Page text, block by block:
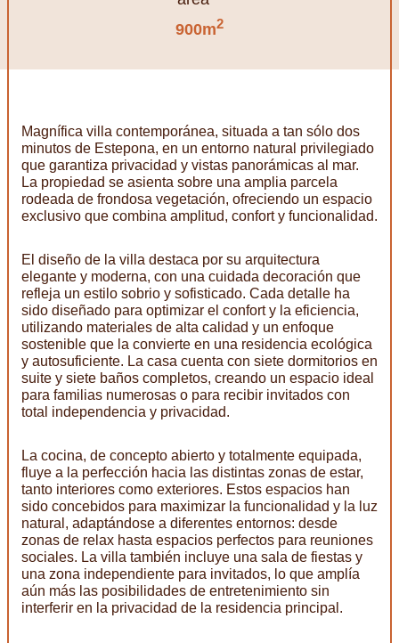
900m2
Magnífica villa contemporánea, situada a tan sólo dos
minutos de Estepona, en un entorno natural privilegiado
que garantiza privacidad y vistas panorámicas al mar.
La propiedad se asienta sobre una amplia parcela
rodeada de frondosa vegetación, ofreciendo un espacio
exclusivo que combina amplitud, confort y funcionalidad.
El diseño de la villa destaca por su arquitectura
elegante y moderna, con una cuidada decoración que
refleja un estilo sobrio y sofisticado. Cada detalle ha
sido diseñado para optimizar el confort y la eficiencia,
utilizando materiales de alta calidad y un enfoque
sostenible que la convierte en una residencia ecológica
y autosuficiente. La casa cuenta con siete dormitorios en
suite y siete baños completos, creando un espacio ideal
para familias numerosas o para recibir invitados con
total independencia y privacidad.
La cocina, de concepto abierto y totalmente equipada,
fluye a la perfección hacia las distintas zonas de estar,
tanto interiores como exteriores. Estos espacios han
sido concebidos para maximizar la funcionalidad y la luz
natural, adaptándose a diferentes entornos: desde
zonas de relax hasta espacios perfectos para reuniones
sociales. La villa también incluye una sala de fiestas y
una zona independiente para invitados, lo que amplía
aún más las posibilidades de entretenimiento sin
interferir en la privacidad de la residencia principal.